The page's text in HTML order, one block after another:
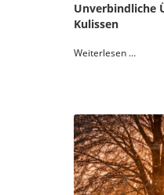
Unverbindliche
Kulissen
Weiterlesen …